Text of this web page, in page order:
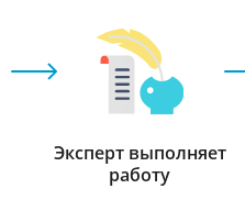
Эксперт выполняет
работу